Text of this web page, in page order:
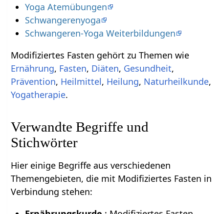
Yoga Atemübungen
Schwangerenyoga
Schwangeren-Yoga Weiterbildungen
Modifiziertes Fasten gehört zu Themen wie
Ernährung, Fasten, Diäten, Gesundheit,
Prävention, Heilmittel, Heilung, Naturheilkunde,
Yogatherapie.
Verwandte Begriffe und
Stichwörter
Hier einige Begriffe aus verschiedenen
Themengebieten, die mit Modifiziertes Fasten in
Verbindung stehen: